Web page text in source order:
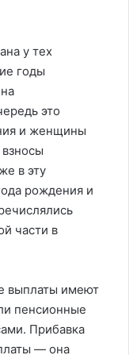
у тех
годы
это
и женщины
в эту
рождения и
части в
выплаты имеют
пенсионные
Прибавка
— она